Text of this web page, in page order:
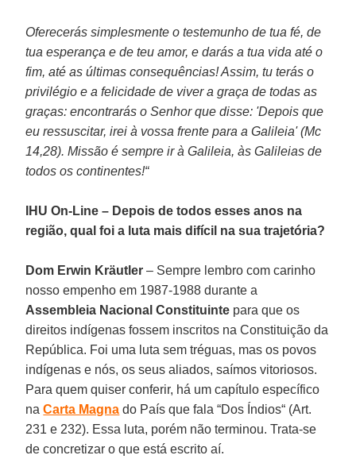
Oferecerás simplesmente o testemunho de tua fé, de
tua esperança e de teu amor, e darás a tua vida até o
fim, até as últimas consequências! Assim, tu terás o
privilégio e a felicidade de viver a graça de todas as
graças: encontrarás o Senhor que disse: 'Depois que
eu ressuscitar, irei à vossa frente para a Galileia' (Mc
14,28). Missão é sempre ir à Galileia, às Galileias de
todos os continentes!“
IHU On-Line – Depois de todos esses anos na
região, qual foi a luta mais difícil na sua trajetória?
Dom Erwin Kräutler– Sempre lembro com carinho
nosso empenho em 1987-1988 durante a
Assembleia Nacional Constituinte para que os
direitos indígenas fossem inscritos na Constituição da
República. Foi uma luta sem tréguas, mas os povos
indígenas e nós, os seus aliados, saímos vitoriosos.
Para quem quiser conferir, há um capítulo específico
naCarta Magna do País que fala “Dos Índios“ (Art.
231 e 232). Essa luta, porém não terminou. Trata-se
de concretizar o que está escrito aí.